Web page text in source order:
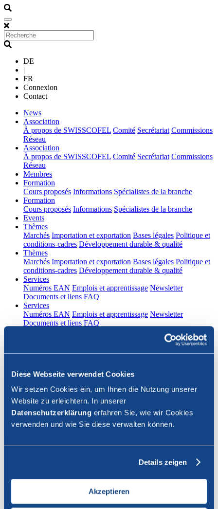
Diese Webseite verwendet Cookies
Wir setzen Cookies ein, um Ihnen die Nutzung unserer
Website zu erleichtern. In unserer
Datenschutzerklärung erfahren Sie, wie wir Cookies
verwenden und wie Sie diese verwalten können.
Details zeigen
Akzeptieren
DE
|
FR
Connexion
Contact
News(current)
Association
À propos de SWISSCOFEL Comité Secrétariat Commissions
Réseau
Association
À propos de SWISSCOFEL Comité Secrétariat Commissions
Réseau
Membres(current)
Formation
Cours proposés Informations Spécialistes de la branche
Formation
Cours proposés Informations Spécialistes de la branche
Events(current)
Thèmes(current)
Marchés Importation et exportation Bases légales Politique et
conditions-cadres Développement durable & qualité
Thèmes(current)
Marchés Importation et exportation Bases légales Politique et
conditions-cadres Développement durable & qualité
Services(current)
Numéros EAN Emplois et apprentissage Newsletter
Documents et liens FAQ
Services(current)
Numéros EAN Emplois et apprentissage Newsletter
Documents et liens FAQ
FR
Connexion
Fermer la recherche
En tant que membre de SWISSCOFEL, vous pouvez vous
connecter avec votre nom d'utilisateur et le mot de passe pour
accéder au contenu de cette page.
Si vous n'avez pas encore d'accès, vous pouvez demander par e-mail
votre login personnel ausecrétariat.